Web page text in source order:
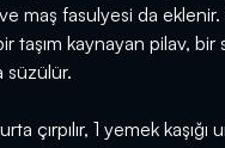
maş fasulyesi da
taşım kaynayan pilav, bir
süzülür.
çırpılır, 1 yemek kaşığı